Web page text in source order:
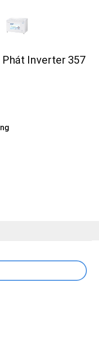
Inverter 357
357 lít HSF AD8357.C1 số